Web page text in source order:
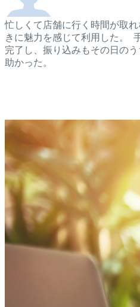
忙しくて店舗に行く時間が取
きに魅力を感じて利用した。
完了し、振り込みもその日の
助かった。